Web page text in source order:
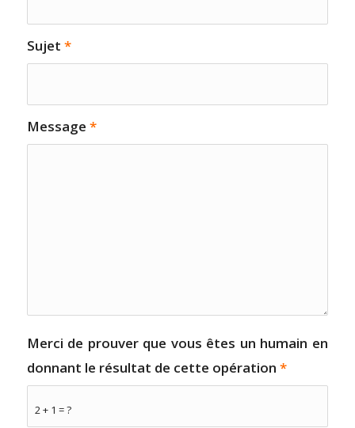
Sujet *
Message *
2 + 1 = ?
Merci de prouver que vous êtes un humain en
donnant le résultat de cette opération *